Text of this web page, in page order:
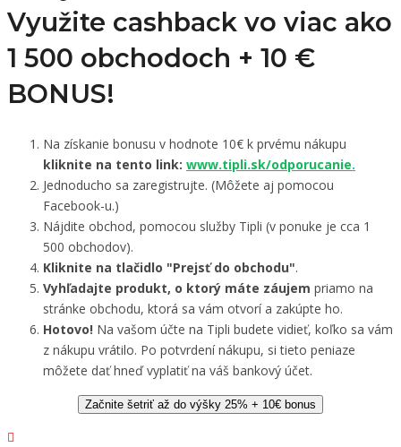
Využite cashback vo viac ako
1 500 obchodoch + 10 €
BONUS!
Na získanie bonusu v hodnote 10€ k prvému nákupu
kliknite na tento link: www.tipli.sk/odporucanie.
Jednoducho sa zaregistrujte. (Môžete aj pomocou
Facebook-u.)
Nájdite obchod, pomocou služby Tipli (v ponuke je cca 1
500 obchodov).
Kliknite na tlačidlo "Prejsť do obchodu".
Vyhľadajte produkt, o ktorý máte záujem priamo na
stránke obchodu, ktorá sa vám otvorí a zakúpte ho.
Hotovo! Na vašom účte na Tipli budete vidieť, koľko sa vám
z nákupu vrátilo. Po potvrdení nákupu, si tieto peniaze
môžete dať hneď vyplatiť na váš bankový účet.
Začnite šetriť až do výšky 25% + 10€ bonus